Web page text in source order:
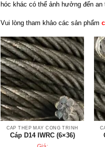
hóc khác có thể ảnh hưởng đến an
Vui lòng tham khảo các sản phẩm
CÁP THÉP MÁY CÔNG TRÌNH
Cáp D14 IWRC (6×36)